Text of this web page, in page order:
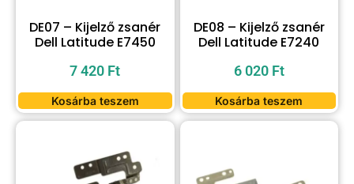
DE07 – Kijelző zsanér
Dell Latitude E7450
7 420 Ft
Kosárba teszem
DE08 – Kijelző zsanér
Dell Latitude E7240
6 020 Ft
Kosárba teszem